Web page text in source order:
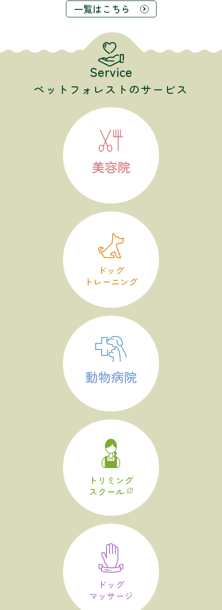
一覧はこちら
Service
ペットフォレストのサービス
美容院
ドッグ
トレーニング
動物病院
トリミング
スクール
ドッグ
マッサージ